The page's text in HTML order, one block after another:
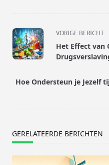
<span
class="nav-
subtitle
reader-
VORIGE BERICHT
Het Effect van
Hoe Ondersteun je Jezelf
GERELATEERDE BERICHTEN